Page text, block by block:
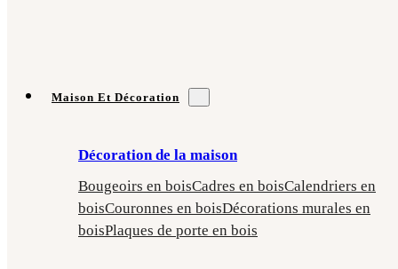
Maison Et Décoration
Décoration de la maison
Bougeoirs en boisCadres en boisCalendriers en
boisCouronnes en boisDécorations murales en
boisPlaques de porte en bois